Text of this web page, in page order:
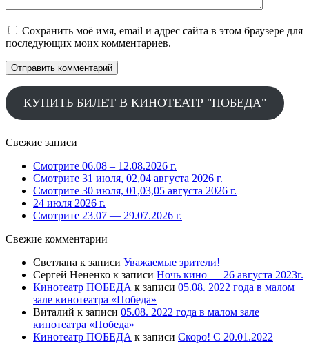
Сохранить моё имя, email и адрес сайта в этом браузере для
последующих моих комментариев.
КУПИТЬ БИЛЕТ В КИНОТЕАТР "ПОБЕДА"
Свежие записи
Смотрите 06.08 – 12.08.2026 г.
Смотрите 31 июля, 02,04 августа 2026 г.
Смотрите 30 июля, 01,03,05 августа 2026 г.
24 июля 2026 г.
Смотрите 23.07 — 29.07.2026 г.
Свежие комментарии
Светлана к записи Уважаемые зрители!
Сергей Нененко к записи Ночь кино — 26 августа 2023г.
Кинотеатр ПОБЕДА к записи 05.08. 2022 года в малом
зале кинотеатра «Победа»
Виталий к записи 05.08. 2022 года в малом зале
кинотеатра «Победа»
Кинотеатр ПОБЕДА к записи Скоро! С 20.01.2022